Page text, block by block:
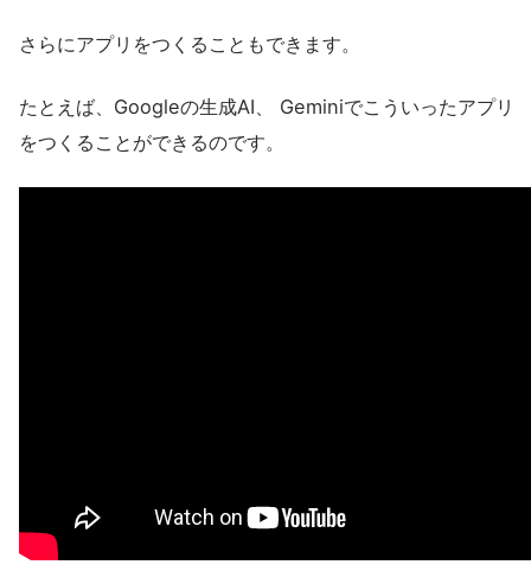
さらにアプリをつくることもできます。
たとえば、Googleの生成AI、 Geminiでこういったアプリ
をつくることができるのです。